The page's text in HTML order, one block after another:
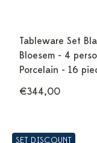
Tableware Set
Bloesem - 4
Porcelain - 16
€344,00
SET DISCOUNT